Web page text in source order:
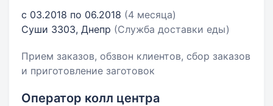
с 03.2018 по 06.2018 (4 месяца)
Суши 3303, Днепр (Служба доставки еды)
Прием заказов, обзвон клиентов, сбор заказов
и приготовление заготовок
Оператор колл центра